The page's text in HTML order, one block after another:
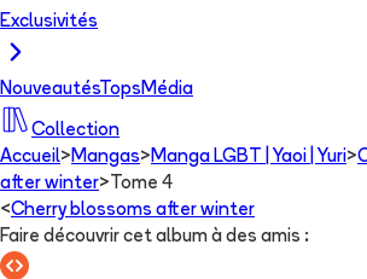
Exclusivités
NouveautésTops Média
Collection
Accueil> Mangas> Manga LGBT | Yaoi | Yuri>
after winter> Tome 4
<Cherry blossoms after winter
Faire découvrir cet album à des amis :